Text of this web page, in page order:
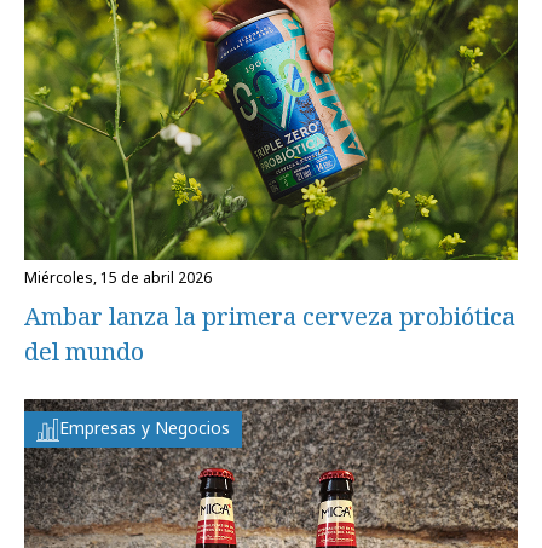
miércoles, 15 de abril 2026
Ambar lanza la primera cerveza probiótica
del mundo
Empresas y Negocios